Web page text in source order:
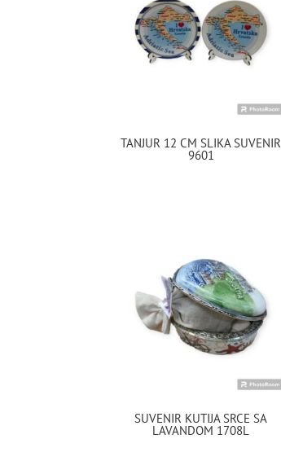
TANJUR 12 CM SLIKA SUVENIR
9601
SUVENIR KUTIJA SRCE SA
LAVANDOM 1708L